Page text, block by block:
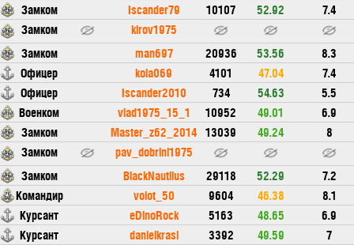
Замком
Iscander79 10107 52.92
7.4
Замком
kirov1975
Замком
man697 20936 53.56
8.3
Офицер
kola069 4101 47.04
7.4
Офицер
Iscander2010 734 54.63
5.5
Военком
vlad1975_15_1 10952 49.01
6.9
Замком
Master_z62_2014 13039 49.24
8
Замком
pav_dobrini1975
Замком
BlackNautilus 29118 52.29
7.2
Командир
volot_50 9604 46.38
8.1
Курсант
eDinoRock 5163 48.65
6.9
Курсант
danielkrasi 3392 49.59
7